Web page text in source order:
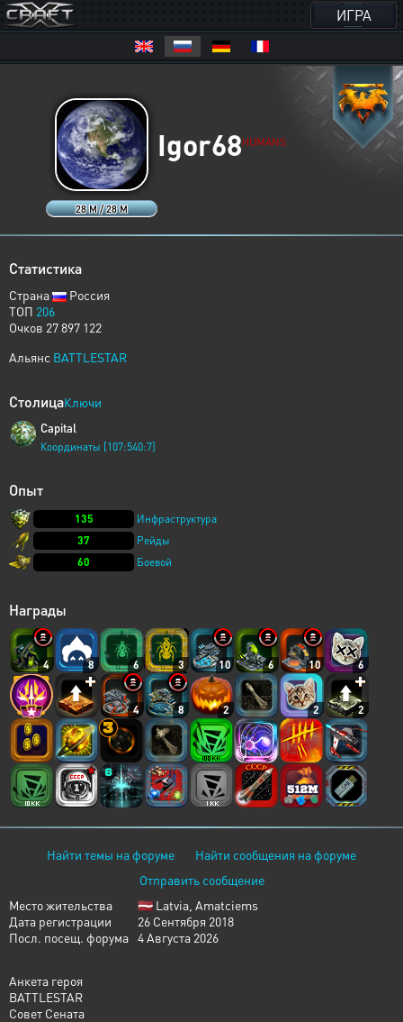
ИГРА
28 M / 28 M
Igor68HUMANS
Статистика
Страна
Россия
ТОП 206
Очков 27 897 122
Альянс BATTLESTAR
СтолицаКлючи
Capital
Координаты [107:540:7]
Опыт
135
Инфраструктура
37
Рейды
60
Боевой
Награды
4 8 6 3 10 6 10 6
4 8 2 2 2
Найти темы на форуме
Найти сообщения на форуме
Отправить сообщение
Место жительства
🇱🇻 Latvia, Amatciems
Дата регистрации
26 Сентября 2018
Посл. посещ. форума 4 Августа 2026
Анкета героя
BATTLESTAR
Совет Сената